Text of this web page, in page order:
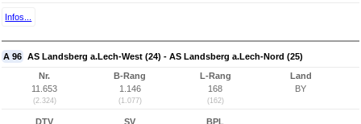
Infos...
A 96 AS Landsberg a.Lech-West (24) - AS Landsberg a.Lech-Nord (25)
Nr.
11.653
(2.324)
B-Rang
1.146
(1.077)
L-Rang
168
(162)
Land
BY
DTV SV BPL